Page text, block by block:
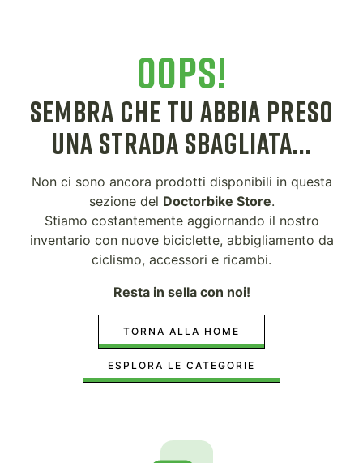
OOPS!
SEMBRA CHE TU ABBIA PRESO
UNA STRADA SBAGLIATA...
Non ci sono ancora prodotti disponibili in questa
sezione del Doctorbike Store.
Stiamo costantemente aggiornando il nostro
inventario con nuove biciclette, abbigliamento da
ciclismo, accessori e ricambi.
Resta in sella con noi!
TORNA ALLA HOME
ESPLORA LE CATEGORIE